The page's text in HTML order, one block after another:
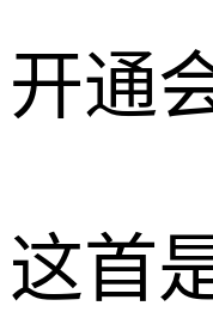
开通
这首